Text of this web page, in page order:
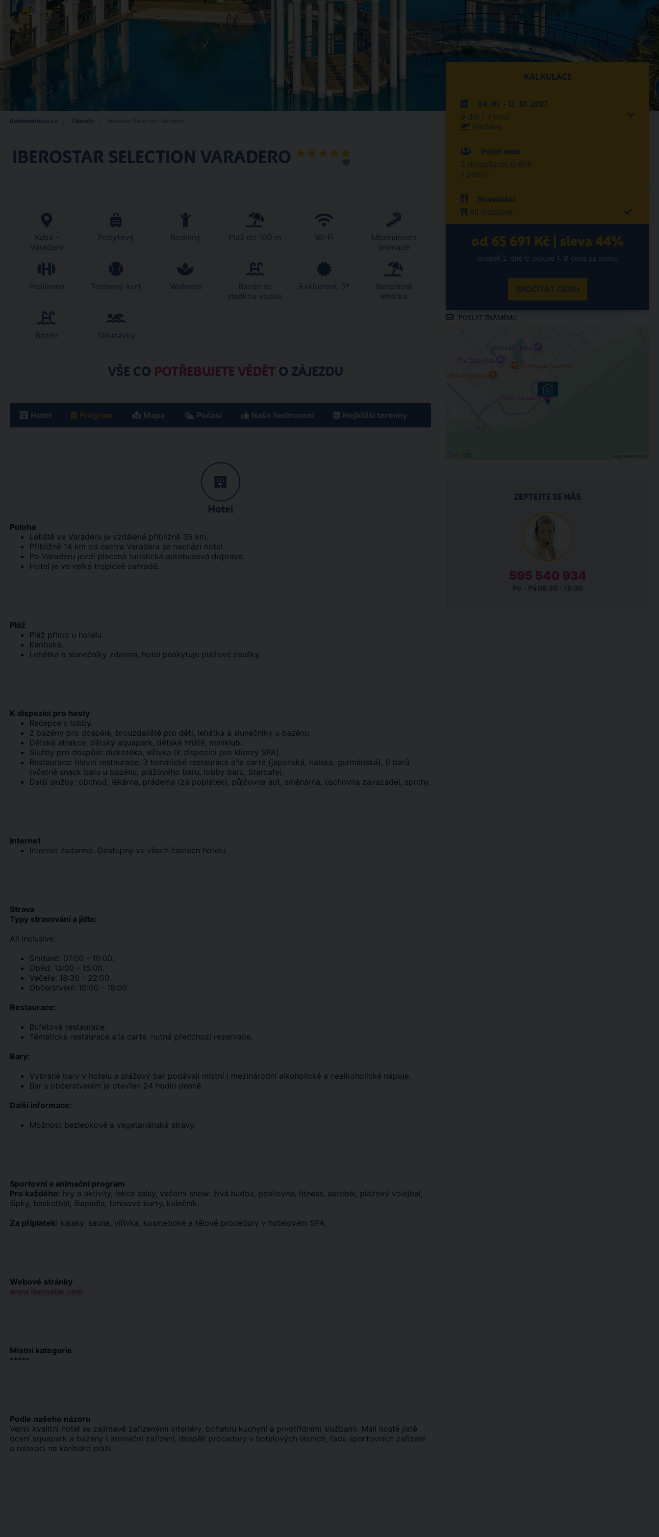
Rainbowtours.cz Zájezdy
IBEROSTAR SELECTION VARADERO
Kuba -
Varadero
Pobytový Rodinný Pláž do 100 m Wi-Fi
Mezinárodní
animace
Posilovna Tenisový kurt Wellness
Bazén se
sladkou vodou
Exkluzivní, 5*
Bezplatné
lehátka
Bazén Skluzavky
VŠE CO POTŘEBUJETE VĚDĚT O ZÁJEZDU
Hotel Program Mapa Počasí Naše hodnocení Nejbližší termíny
Hotel
Poloha
Letiště ve Varaderu je vzdálené přibližně 35 km.
Přibližně 14 km od centra Varadera se nachází hotel.
Po Varaderu jezdí placená turistická autobusová doprava.
Hotel je ve velké tropické zahradě.
Pláž
Pláž přímo u hotelu.
Karibská.
Lehátka a slunečníky zdarma, hotel poskytuje plážové osušky.
K dispozici pro hosty
Recepce s lobby.
2 bazény pro dospělé, brouzdaliště pro děti, lehátka a slunečníky u bazénu.
Dětské atrakce: dětský aquapark, dětské hřiště, miniklub.
Služby pro dospělé: diskotéka, vířivka (k dispozici pro klienty SPA).
Restaurace: hlavní restaurace, 3 tematické restaurace a'la carte (japonská, italská, gurmánská), 6 barů
(včetně snack baru u bazénu, plážového baru, lobby baru, Starcafe).
Další služby: obchod, lékárna, prádelna (za poplatek), půjčovna aut, směnárna, úschovna zavazadel, sprchy.
Internet
Internet zadarmo. Dostupný ve všech částech hotelu.
Strava
Typy stravování a jídla:
All Inclusive:
Snídaně: 07:00 - 10:00.
Oběd: 13:00 - 15:00.
Večeře: 18:30 - 22:00.
Občerstvení: 10:00 - 18:00.
Restaurace:
Bufetová restaurace.
Tématické restaurace a'la carte, nutná předchozí rezervace.
Bary:
Vybrané bary v hotelu a plážový bar podávají místní i mezinárodní alkoholické a nealkoholické nápoje.
Bar s občerstvením je otevřen 24 hodin denně.
Další informace:
Možnost bezlepkové a vegetariánské stravy.
Sportovní a animační program
Pro každého: hry a aktivity, lekce salsy, večerní show: živá hudba, posilovna, fitness, aerobik, plážový volejbal,
šipky, basketbal, šlapadla, tenisové kurty, kulečník.
Za příplatek: kajaky, sauna, vířivka, kosmetické a tělové procedury v hotelovém SPA.
Webové stránky
www.iberostar.com
Místní kategorie
*****
Podle našeho názoru
Velmi kvalitní hotel se zajímavě zařízenými interiéry, bohatou kuchyní a prvotřídními službami. Malí hosté jistě
ocení aquapark a bazény i animační zařízení, dospělí procedury v hotelových lázních, řadu sportovních zařízení
a relaxaci na karibské pláži.
KALKULACE
04. 01. - 12. 01. 2027
9 dní / 7 nocí
Varšava
Počet osob
2 dospělých, 0 dětí
1 pokoj
Stravování
All Inclusive
od 65 691 Kč | sleva 44%
dospělí 2, dítě 0, pokoje 1, Ø cena za osobu
SPOČÍTAT CENU
POSLAT ZNÁMÉMU
ZEPTEJTE SE NÁS
595 540 934
Po - Pá 08:30 - 16:30